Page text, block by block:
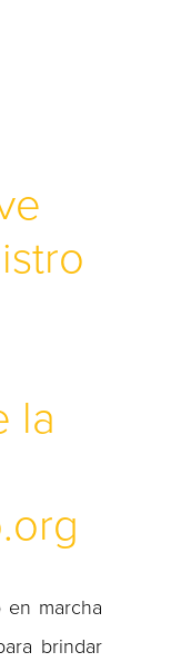
la
en marcha
brindar